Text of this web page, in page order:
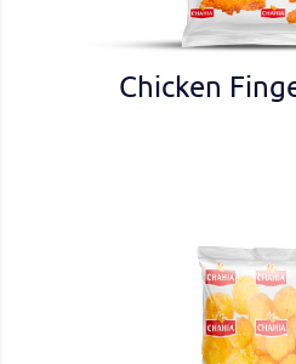
Chicken